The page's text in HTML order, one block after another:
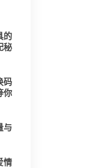
的
秘
码
你
与
情